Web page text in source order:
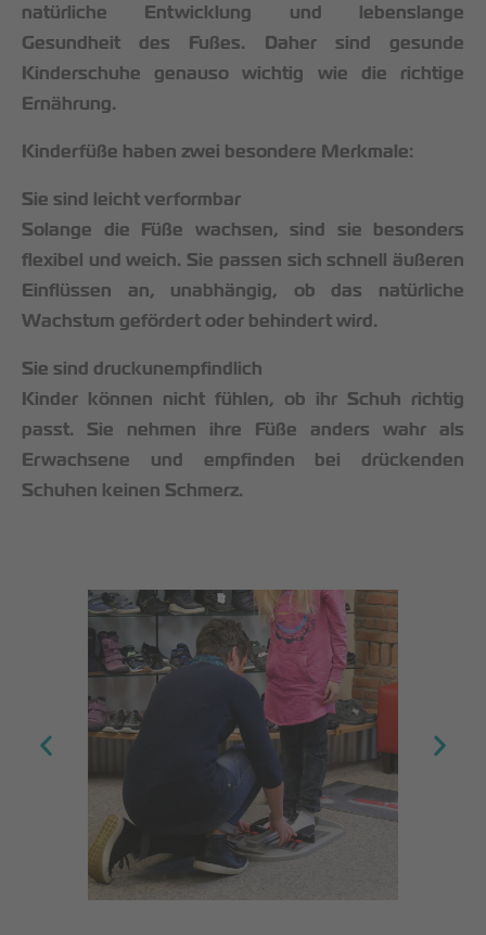
natürliche Entwicklung und lebenslange
Gesundheit des Fußes. Daher sind gesunde
Kinderschuhe genauso wichtig wie die richtige
Ernährung.
Kinderfüße haben zwei besondere Merkmale:
Sie sind leicht verformbar
Solange die Füße wachsen, sind sie besonders
flexibel und weich. Sie passen sich schnell äußeren
Einflüssen an, unabhängig, ob das natürliche
Wachstum gefördert oder behindert wird.
Sie sind druckunempfindlich
Kinder können nicht fühlen, ob ihr Schuh richtig
passt. Sie nehmen ihre Füße anders wahr als
Erwachsene und empfinden bei drückenden
Schuhen keinen Schmerz.